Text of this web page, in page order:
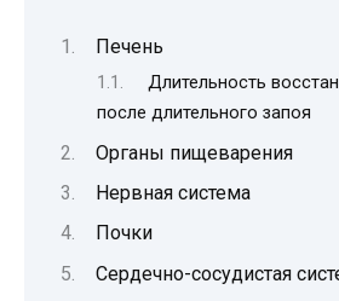
Печень
Длительность
после длительного запоя
Органы пищеварения
Нервная система
Почки
Сердечно-сосудистая